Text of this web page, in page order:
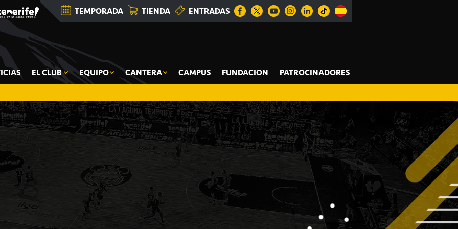
TEMPORADA TIENDA ENTRADAS
EL CLUB EQUIPO CANTERA CAMPUS FUNDACION PATROCINADORES